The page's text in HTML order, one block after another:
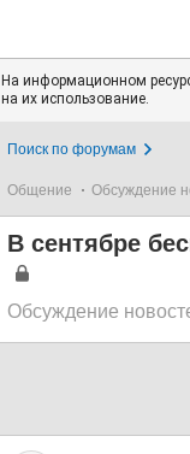
На информационном
на их использование.
Поиск по форумам
Общение Обсуждение
В сентябре
Обсуждение